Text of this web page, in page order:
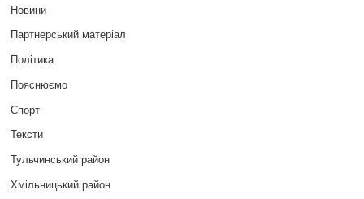
Новини
Партнерський матеріал
Політика
Пояснюємо
Спорт
Тексти
Тульчинський район
Хмільницький район